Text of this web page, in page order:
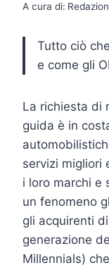
A cura di:
Tutto ciò
e come gli
La richiesta di
guida è in
servizi migliori
i loro marchi e
un fenomeno
gli acquirenti
generazione
Millennials)